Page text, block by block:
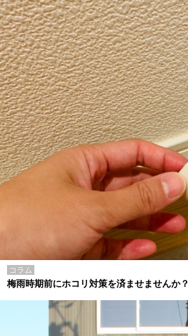
コラム
梅雨時期前にホコリ対策を済ませませんか？